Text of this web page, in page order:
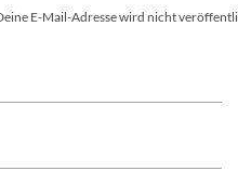
E-Mail-Adresse wird nicht